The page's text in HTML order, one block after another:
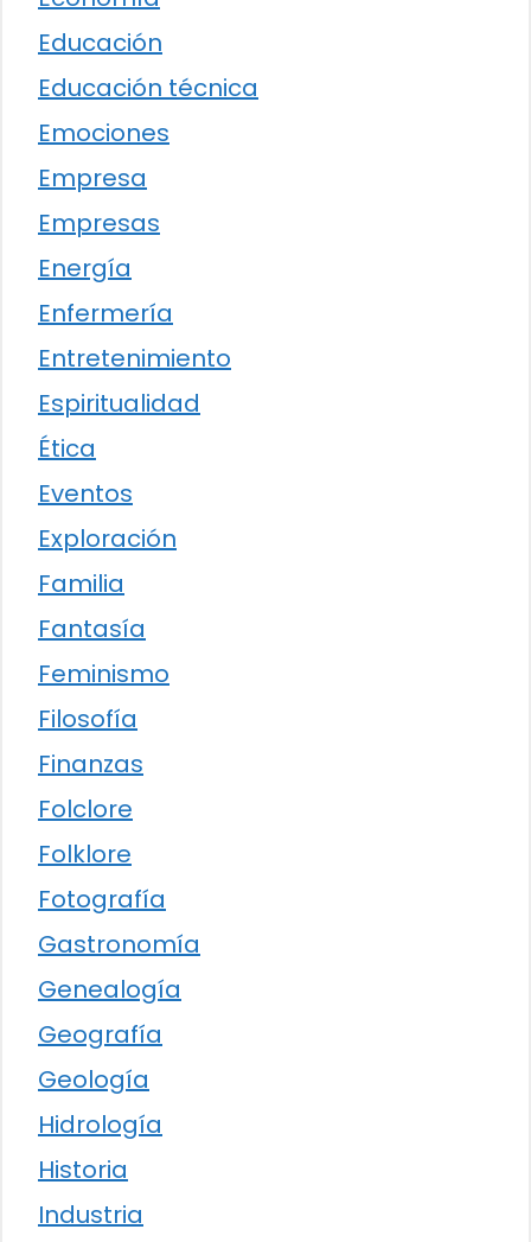
Educación
Educación técnica
Emociones
Empresa
Empresas
Energía
Enfermería
Entretenimiento
Espiritualidad
Ética
Eventos
Exploración
Familia
Fantasía
Feminismo
Filosofía
Finanzas
Folclore
Folklore
Fotografía
Gastronomía
Genealogía
Geografía
Geología
Hidrología
Historia
Industria